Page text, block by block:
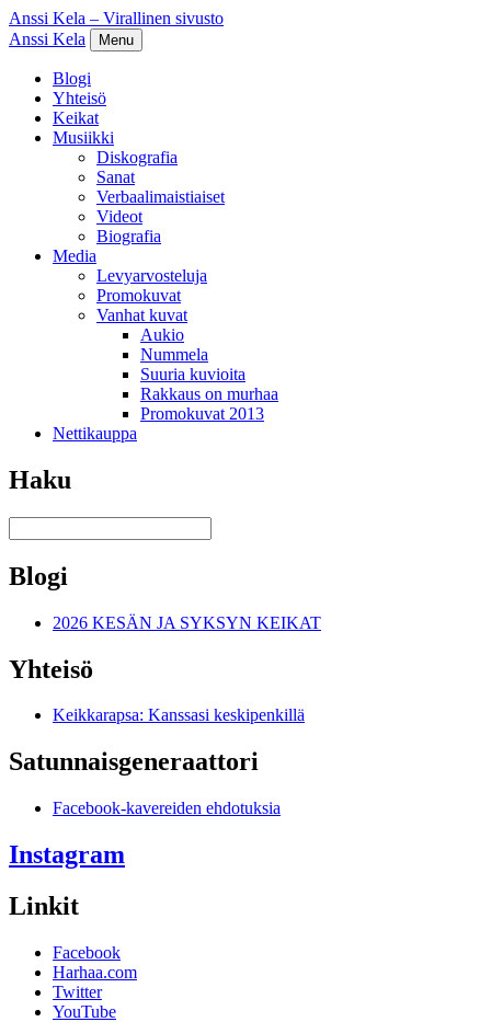
Anssi Kela – Virallinen sivusto
Anssi Kela
Menu
Blogi
Yhteisö
Keikat
Musiikki
Diskografia
Sanat
Verbaalimaistiaiset
Videot
Biografia
Media
Levyarvosteluja
Promokuvat
Vanhat kuvat
Aukio
Nummela
Suuria kuvioita
Rakkaus on murhaa
Promokuvat 2013
Nettikauppa
Haku
Blogi
2026 KESÄN JA SYKSYN KEIKAT
Yhteisö
Keikkarapsa: Kanssasi keskipenkillä
Satunnais­generaattori
Facebook-kavereiden ehdotuksia
Instagram
Linkit
Facebook
Harhaa.com
Twitter
YouTube